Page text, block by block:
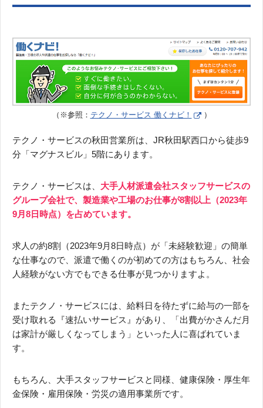
（※参照： テクノ・サービス 働くナビ！ ）
テクノ・サービスの秋田営業所は、JR秋田駅西口から徒歩9
分「マグナスビル」5階にあります。
テクノ・サービスは、 大手人材派遣会社スタッフサービスの
グループ会社で、製造業や工場のお仕事が8割以上（2023年
9月8日時点）を占めています。
求人の約8割（2023年9月8日時点）が「未経験歓迎」の簡単
な仕事なので、派遣で働くのが初めての方はもちろん、社会
人経験がない方でもできる仕事が見つかりますよ。
またテクノ・サービスには、給料日を待たずに給与の一部を
受け取れる『速払いサービス』があり、「出費がかさんだ月
は家計が厳しくなってしまう」といった人に喜ばれていま
す。
もちろん、大手スタッフサービスと同様、健康保険・厚生年
金保険・雇用保険・労災の適用事業所です。